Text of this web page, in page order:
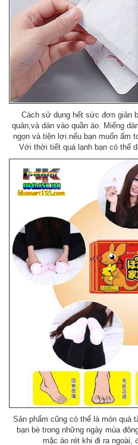
Cách sử dụng hết sức đơn giản
quản,và dán vào quần áo. Miếng
ngọn và tiện lợi.nếu bạn muốn ấm
Với thời tiết quá lạnh bạn có thể
Sản phẩm cũng có thể là món
bạn bè trong những ngày mùa
mặc áo rét khi đi ra ngoài,